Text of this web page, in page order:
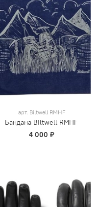
арт. Biltwell RMHF
Бандана Biltwell RMHF
4 000 ₽